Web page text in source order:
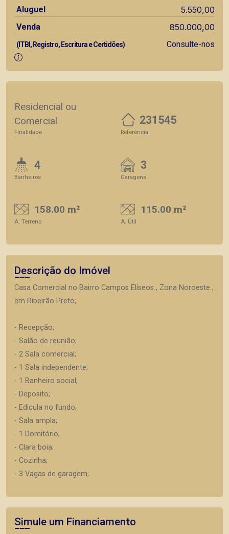
Aluguel 5.550,00
Venda 850.000,00
(ITBI, Registro, Escritura e Certidões) Consulte-nos
Residencial ou
Comercial
Finalidade
231545
Referência
4
Banheiros
3
Garagens
158.00 m²
A. Terreno
115.00 m²
A. Útil
Descrição do Imóvel
Casa Comercial no Bairro Campos Elíseos , Zona Noroeste ,
em Ribeirão Preto;
- Recepção;
- Salão de reunião;
- 2 Sala comercial;
- 1 Sala independente;
- 1 Banheiro social;
- Deposito;
- Edicula no fundo;
- Sala ampla;
- 1 Domitório;
- Clara boia;
- Cozinha;
- 3 Vagas de garagem;
Simule um Financiamento